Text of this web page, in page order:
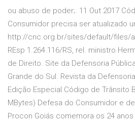
ou abuso de poder;. 11 Out 2017
Consumidor precisa ser atualizado
http://cnc.org.br/sites/default/files/
REsp 1.264.116/RS, rel. ministro
de Direito. Site da Defensoria
Grande do Sul. Revista da
Edição Especial Código de Trânsito
MBytes) Defesa do Consumidor e
Procon Goiás comemora os 24